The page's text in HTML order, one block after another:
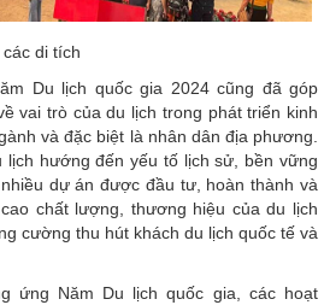
di tích
Du lịch quốc gia 2024 cũng đã góp
vai trò của du lịch trong phát triển kinh
và đặc biệt là nhân dân địa phương.
lịch hướng đến yếu tố lịch sử, bền vững
dự án được đầu tư, hoàn thành và
chất lượng, thương hiệu của du lịch
cường thu hút khách du lịch quốc tế và
ứng Năm Du lịch quốc gia, các hoạt